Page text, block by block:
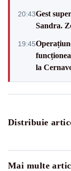
20:43Gest
Sandra.
19:45
la
Distribuie
Mai multe